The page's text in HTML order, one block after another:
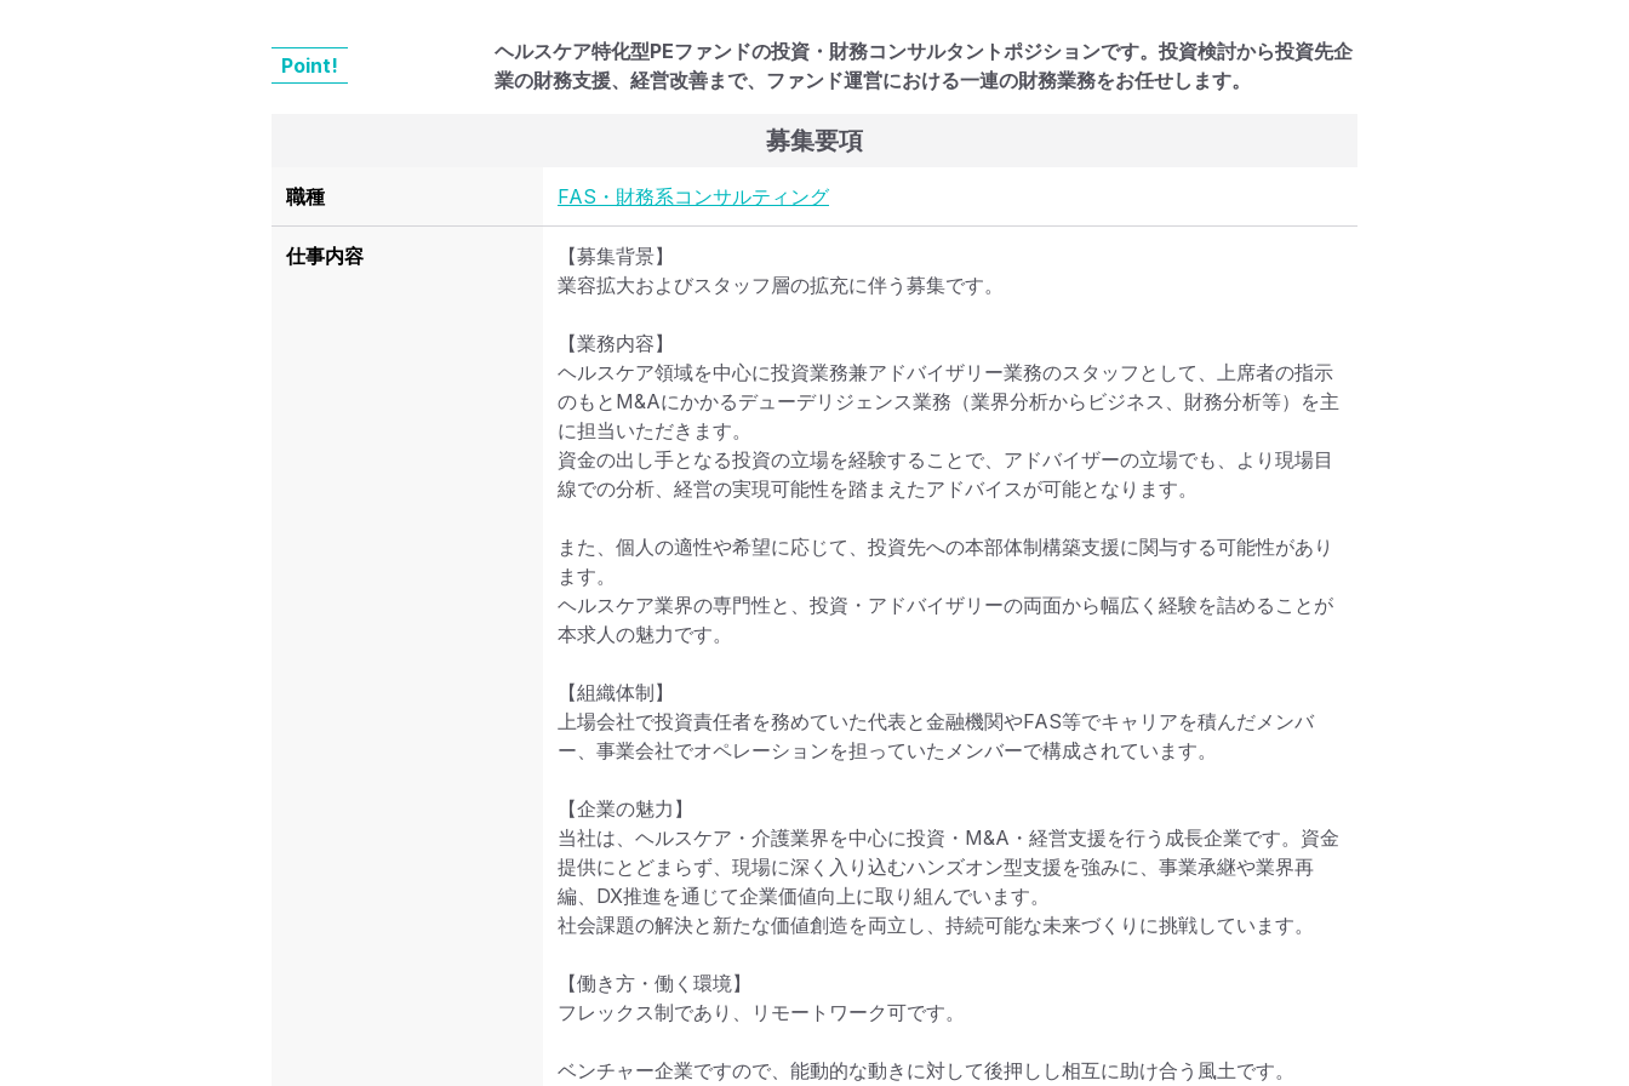
Point!
ヘルスケア特化型PEファンドの投資・財務コンサルタントポジションです。投資検討から投資先企
業の財務支援、経営改善まで、ファンド運営における一連の財務業務をお任せします。
募集要項
職種 FAS・財務系コンサルティング
仕事内容
【募集背景】
業容拡大およびスタッフ層の拡充に伴う募集です。
【業務内容】
ヘルスケア領域を中心に投資業務兼アドバイザリー業務のスタッフとして、上席者の指示
のもとM&Aにかかるデューデリジェンス業務（業界分析からビジネス、財務分析等）を主
に担当いただきます。
資金の出し手となる投資の立場を経験することで、アドバイザーの立場でも、より現場目
線での分析、経営の実現可能性を踏まえたアドバイスが可能となります。
また、個人の適性や希望に応じて、投資先への本部体制構築支援に関与する可能性があり
ます。
ヘルスケア業界の専門性と、投資・アドバイザリーの両面から幅広く経験を詰めることが
本求人の魅力です。
【組織体制】
上場会社で投資責任者を務めていた代表と金融機関やFAS等でキャリアを積んだメンバ
ー、事業会社でオペレーションを担っていたメンバーで構成されています。
【企業の魅力】
当社は、ヘルスケア・介護業界を中心に投資・M&A・経営支援を行う成長企業です。資金
提供にとどまらず、現場に深く入り込むハンズオン型支援を強みに、事業承継や業界再
編、DX推進を通じて企業価値向上に取り組んでいます。
社会課題の解決と新たな価値創造を両立し、持続可能な未来づくりに挑戦しています。
【働き方・働く環境】
フレックス制であり、リモートワーク可です。
ベンチャー企業ですので、能動的な動きに対して後押しし相互に助け合う風土です。